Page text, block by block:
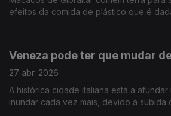
efeitos da comida de plástico que é
Veneza pode ter que mudar
27 abr. 2026
A histórica cidade italiana está a afundar
inundar cada vez mais, devido à subida